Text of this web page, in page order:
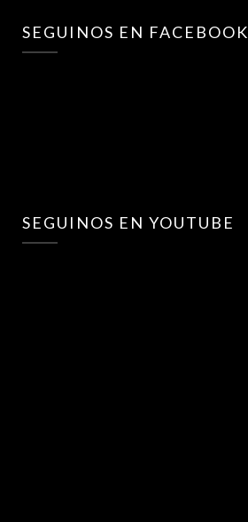
SEGUINOS EN FACEBOOK
SEGUINOS EN YOUTUBE